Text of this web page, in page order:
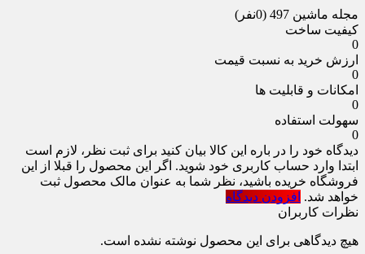
مجله ماشین 497
(0نفر)
کیفیت ساخت
0
ارزش خرید به نسبت قیمت
0
امکانات و قابلیت ها
0
سهولت استفاده
0
دیدگاه خود را در باره این کالا بیان کنید برای ثبت نظر، لازم است
ابتدا وارد حساب کاربری خود شوید. اگر این محصول را قبلا از این
فروشگاه خریده باشید، نظر شما به عنوان مالک محصول ثبت
خواهد شد. افزودن دیدگاه
نظرات کاربران
هیچ دیدگاهی برای این محصول نوشته نشده است.